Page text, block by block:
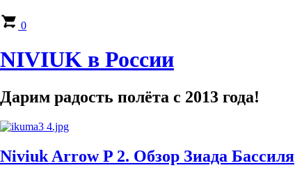
0
NIVIUK в России
Дарим радость полёта с 2013 года!
Niviuk Arrow P 2. Обзор Зиада Бассиля